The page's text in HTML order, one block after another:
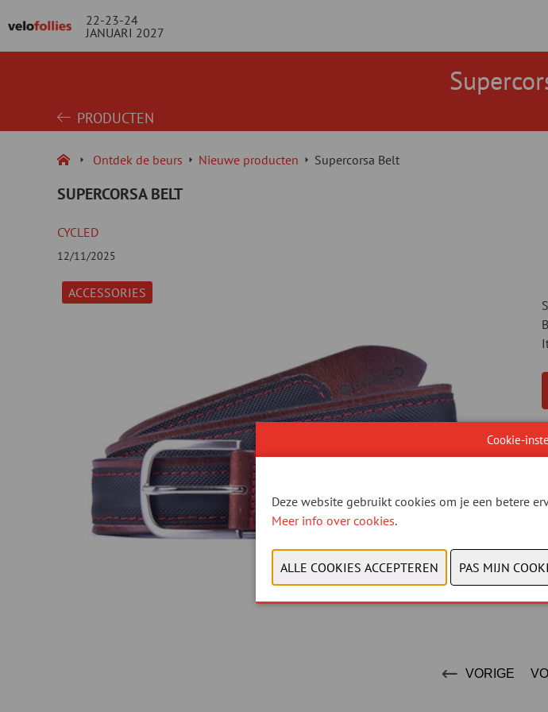
22-23-24
JANUARI 2027
PRODUCTEN
Ontdek de beurs Nieuwe producten Supercorsa Belt
SUPERCORSA BELT
ACCESSORIES
CYCLED
12/11/2025
VORIGE
Cookie-
Deze website gebruikt cookies om je een betere
Meer info over cookies.